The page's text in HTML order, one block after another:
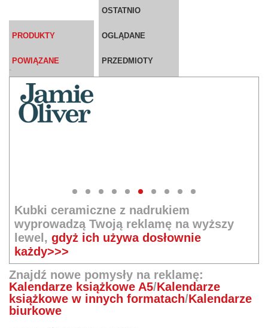
PRODUKTY
POWIĄZANE
OSTATNIO
OGLĄDANE
PRZEDMIOTY
`
Kubki ceramiczne z nadrukiem
wyprowadzą Twoją reklamę na wyższy
lewel,gdyż ich używa dosłownie
każdy>>>
Znajdź nowe pomysły na reklamę:
Kalendarze książkowe A5/Kalendarze
książkowe w innych formatach/Kalendarze
biurkowe